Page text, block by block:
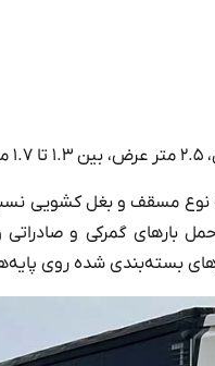
مسقف و بغل کشویی
بارهای گمرکی و
بسته‌بندی شده روی